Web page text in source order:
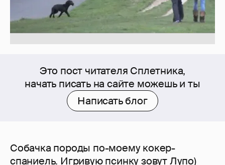
Это пост читателя Сплетника,
начать писать на сайте можешь и ты
Написать блог
Собачка породы по-моему кокер-
спаниель. Игривую псинку зовут Лупо)